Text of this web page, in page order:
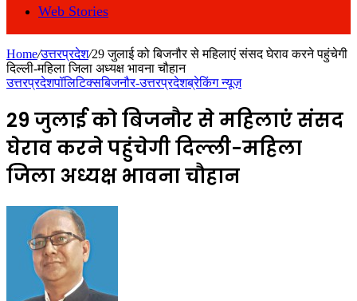
Web Stories
Home/उत्तरप्रदेश/29 जुलाई को बिजनौर से महिलाएं संसद घेराव करने पहुंचेगी
दिल्ली-महिला जिला अध्यक्ष भावना चौहान
उत्तरप्रदेशपॉलिटिक्सबिजनौर-उत्तरप्रदेशब्रेकिंग न्यूज़
29 जुलाई को बिजनौर से महिलाएं संसद
घेराव करने पहुंचेगी दिल्ली-महिला
जिला अध्यक्ष भावना चौहान